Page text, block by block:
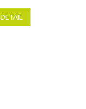
DETAIL